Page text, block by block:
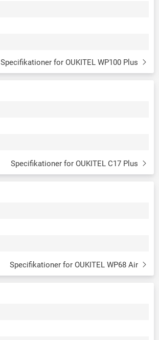
Specifikationer for OUKITEL WP100 Plus
Specifikationer for OUKITEL C17 Plus
Specifikationer for OUKITEL WP68 Air